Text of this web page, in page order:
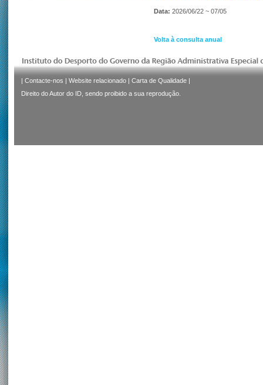
Data: 2026/06/22 ~ 07/05
Volta à consulta anual
| Contacte-nos | Website relacionado | Carta de Qualidade |
Direito do Autor do ID, sendo proibido a sua reprodução.